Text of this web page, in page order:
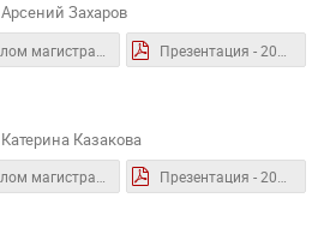
Арсений Захаров
Катерина Казакова
Диплом магистра - 2024.06 - Казакова К.К..pdf Презентация - 2024.06 - Казакова К.К..pdf